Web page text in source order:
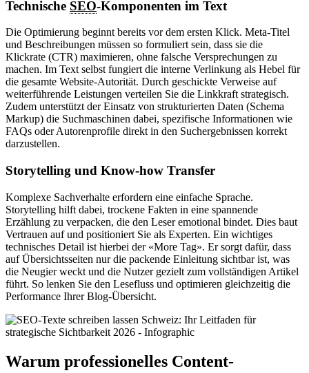
Technische SEO-Komponenten im Text
Die Optimierung beginnt bereits vor dem ersten Klick. Meta-Titel
und Beschreibungen müssen so formuliert sein, dass sie die
Klickrate (CTR) maximieren, ohne falsche Versprechungen zu
machen. Im Text selbst fungiert die interne Verlinkung als Hebel für
die gesamte Website-Autorität. Durch geschickte Verweise auf
weiterführende Leistungen verteilen Sie die Linkkraft strategisch.
Zudem unterstützt der Einsatz von strukturierten Daten (Schema
Markup) die Suchmaschinen dabei, spezifische Informationen wie
FAQs oder Autorenprofile direkt in den Suchergebnissen korrekt
darzustellen.
Storytelling und Know-how Transfer
Komplexe Sachverhalte erfordern eine einfache Sprache.
Storytelling hilft dabei, trockene Fakten in eine spannende
Erzählung zu verpacken, die den Leser emotional bindet. Dies baut
Vertrauen auf und positioniert Sie als Experten. Ein wichtiges
technisches Detail ist hierbei der «More Tag». Er sorgt dafür, dass
auf Übersichtsseiten nur die packende Einleitung sichtbar ist, was
die Neugier weckt und die Nutzer gezielt zum vollständigen Artikel
führt. So lenken Sie den Lesefluss und optimieren gleichzeitig die
Performance Ihrer Blog-Übersicht.
Warum professionelles Content-